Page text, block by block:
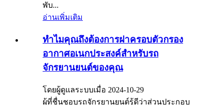
พับ...
อ่านเพิ่มเติม
ทำไมคุณถึงต้องการฝาครอบตัวกรอง
อากาศอเนกประสงค์สำหรับรถ
จักรยานยนต์ของคุณ
โดยผู้ดูแลระบบเมื่อ 2024-10-29
ผู้ที่ชื่นชอบรถจักรยานยนต์รู้ดีว่าส่วนประกอบ